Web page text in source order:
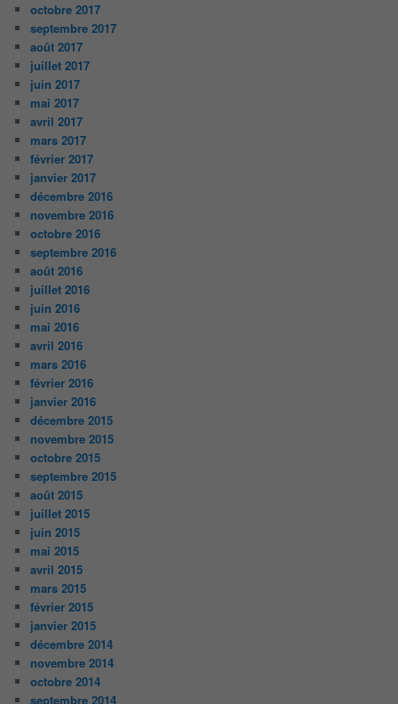
octobre 2017
septembre 2017
août 2017
juillet 2017
juin 2017
mai 2017
avril 2017
mars 2017
février 2017
janvier 2017
décembre 2016
novembre 2016
octobre 2016
septembre 2016
août 2016
juillet 2016
juin 2016
mai 2016
avril 2016
mars 2016
février 2016
janvier 2016
décembre 2015
novembre 2015
octobre 2015
septembre 2015
août 2015
juillet 2015
juin 2015
mai 2015
avril 2015
mars 2015
février 2015
janvier 2015
décembre 2014
novembre 2014
octobre 2014
septembre 2014